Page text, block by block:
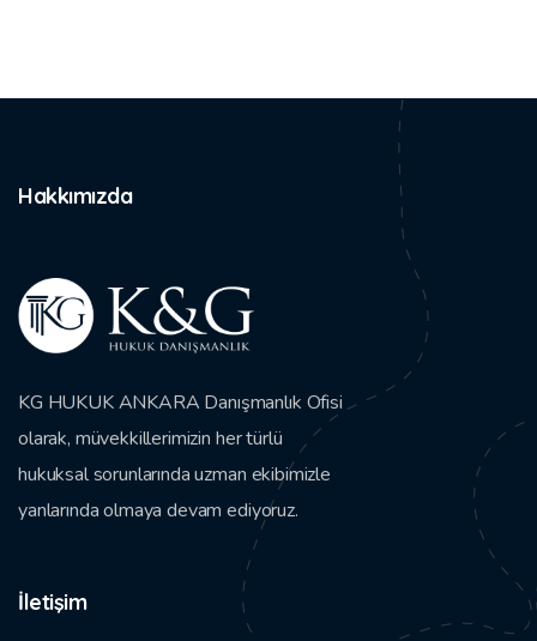
Hakkımızda
KG HUKUK ANKARA Danışmanlık Ofisi
olarak, müvekkillerimizin her türlü
hukuksal sorunlarında uzman ekibimizle
yanlarında olmaya devam ediyoruz.
İletişim